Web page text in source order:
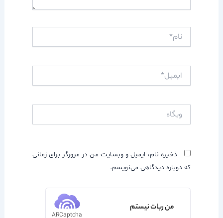
ذخیره نام، ایمیل و وبسایت من در مرورگر برای زمانی
که دوباره دیدگاهی می‌نویسم.
من ربات نیستم
ARCaptcha